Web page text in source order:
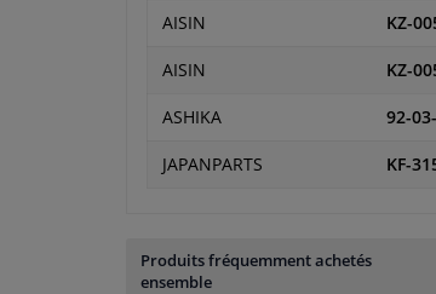
AISIN KZ-
AISIN KZ-
ASHIKA 92-
JAPANPARTS KF-
Produits fréquemment achetés
ensemble